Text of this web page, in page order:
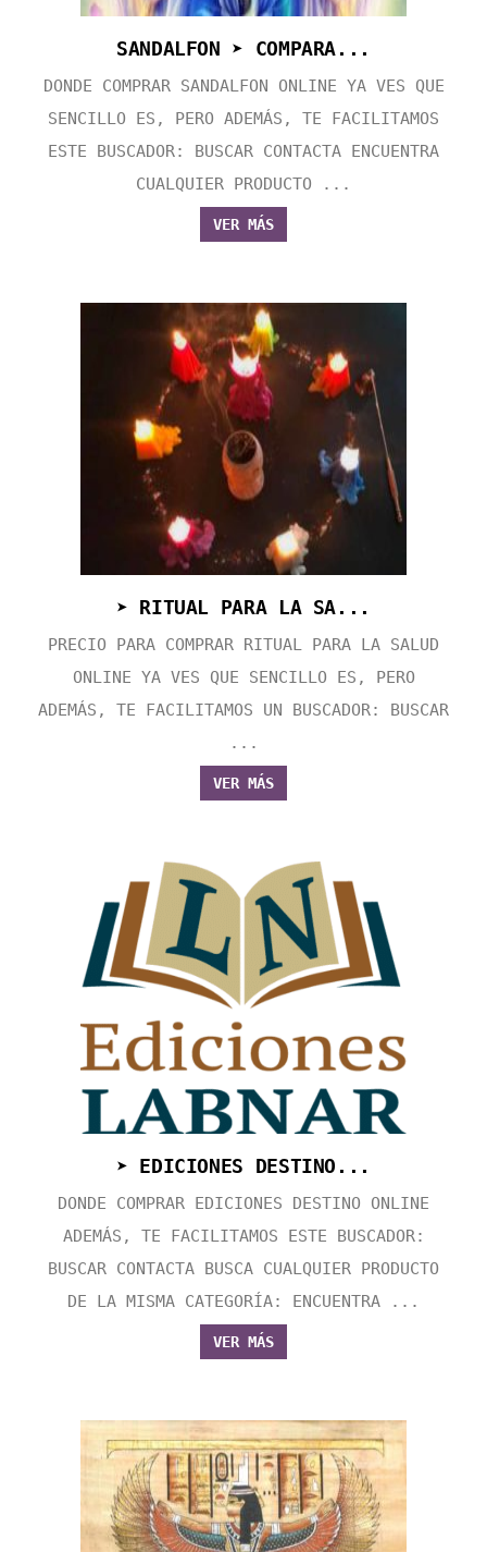
SANDALFON ➤ COMPARA...
DONDE COMPRAR SANDALFON ONLINE YA VES QUE
SENCILLO ES, PERO ADEMÁS, TE FACILITAMOS
ESTE BUSCADOR: BUSCAR CONTACTA ENCUENTRA
CUALQUIER PRODUCTO ...
VER MÁS
➤ RITUAL PARA LA SA...
PRECIO PARA COMPRAR RITUAL PARA LA SALUD
ONLINE YA VES QUE SENCILLO ES, PERO
ADEMÁS, TE FACILITAMOS UN BUSCADOR: BUSCAR
...
VER MÁS
➤ EDICIONES DESTINO...
DONDE COMPRAR EDICIONES DESTINO ONLINE
ADEMÁS, TE FACILITAMOS ESTE BUSCADOR:
BUSCAR CONTACTA BUSCA CUALQUIER PRODUCTO
DE LA MISMA CATEGORÍA: ENCUENTRA ...
VER MÁS